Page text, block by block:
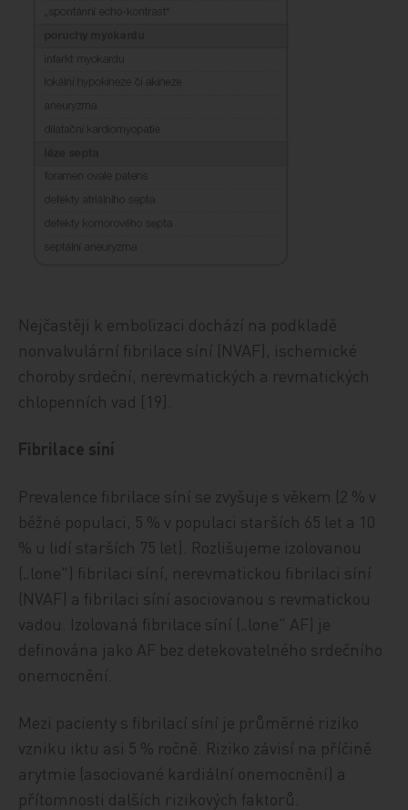
Nejčastěji k embolizaci dochází na podkladě
nonvalvulární fibrilace síní (NVAF), ischemické
choroby srdeční, nerevmatických a revmatických
chlopenních vad [19].
Fibrilace síní
Prevalence fibrilace síní se zvyšuje s věkem (2 % v
běžné populaci, 5 % v populaci starších 65 let a 10
% u lidí starších 75 let). Rozlišujeme izolovanou
(„lone") fibrilaci síní, nerevmatickou fibrilaci síní
(NVAF) a fibrilaci síní asociovanou s revmatickou
vadou. Izolovaná fibrilace síní („lone" AF) je
definována jako AF bez detekovatelného srdečního
onemocnění.
Mezi pacienty s fibrilací síní je průměrné riziko
vzniku iktu asi 5 % ročně. Riziko závisí na příčině
arytmie (asociované kardiální onemocnění) a
přítomnosti dalších rizikových faktorů.